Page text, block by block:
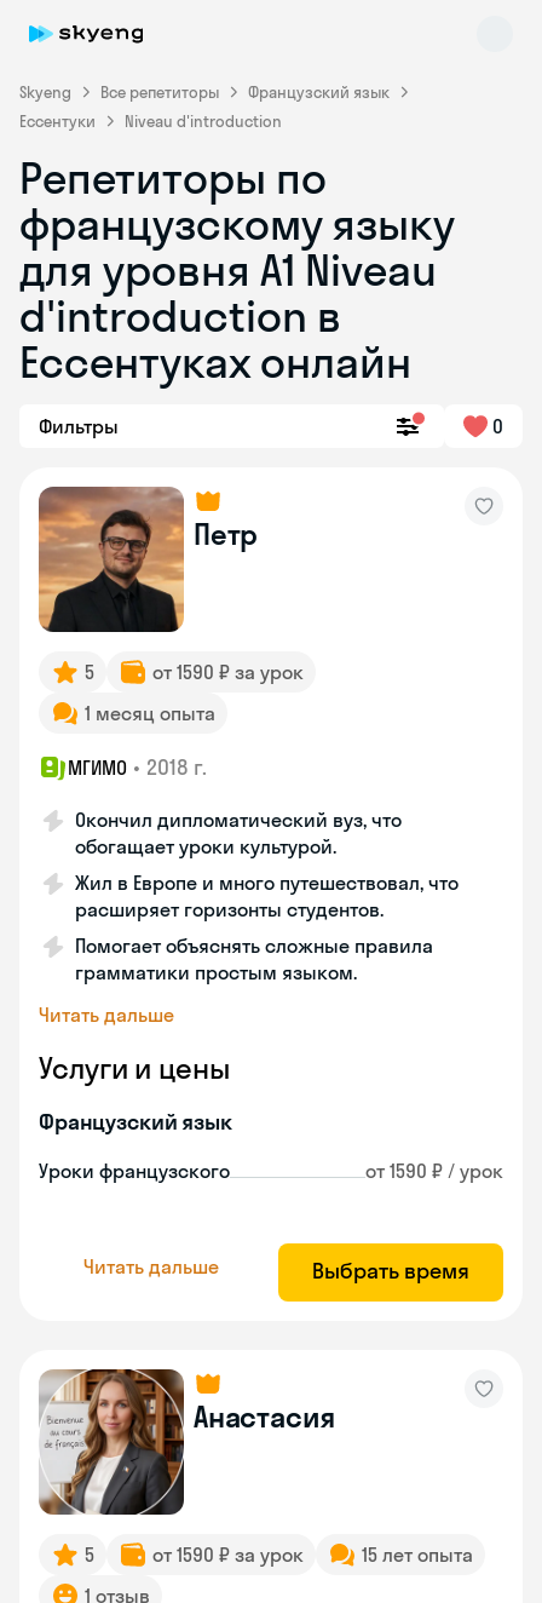
Skyeng Все репетиторы
Французский язык
Ессентуки
Niveau d'introduction
Репетиторы по
французскому языку
для уровня A1 Niveau
d'introduction в
Ессентуках онлайн
Фильтры 0
Петр
5
от 1590 ₽ за урок
1 месяц опыта
МГИМО • 2018 г.
Окончил дипломатический вуз, что
обогащает уроки культурой.
Жил в Европе и много путешествовал, что
расширяет горизонты студентов.
Помогает объяснять сложные правила
грамматики простым языком.
Читать дальше
Услуги и цены
Французский язык
Уроки французского от 1590 ₽ / урок
Читать дальше Выбрать время
Анастасия
5 от 1590 ₽ за урок
15 лет опыта
1 отзыв
Skyeng Chat